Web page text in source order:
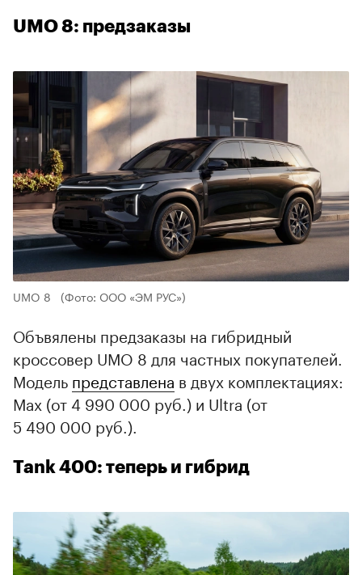
UMO 8: предзаказы
UMO 8 (Фото: ООО «ЭМ РУС»)
Объвялены предзаказы на гибридный
кроссовер UMO 8 для частных покупателей.
Модель представлена в двух комплектациях:
Max (от 4 990 000 руб.) и Ultra (от
5 490 000 руб.).
Tank 400: теперь и гибрид